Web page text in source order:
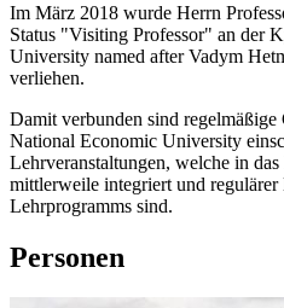
Im März 2018 wurde Herrn
Status "Visiting Professor" an der
University named after Vadym
verliehen.
Damit verbunden sind
National Economic University
Lehrveranstaltungen, welche in
mittlerweile integriert und regulärer
Lehrprogramms sind.
Personen